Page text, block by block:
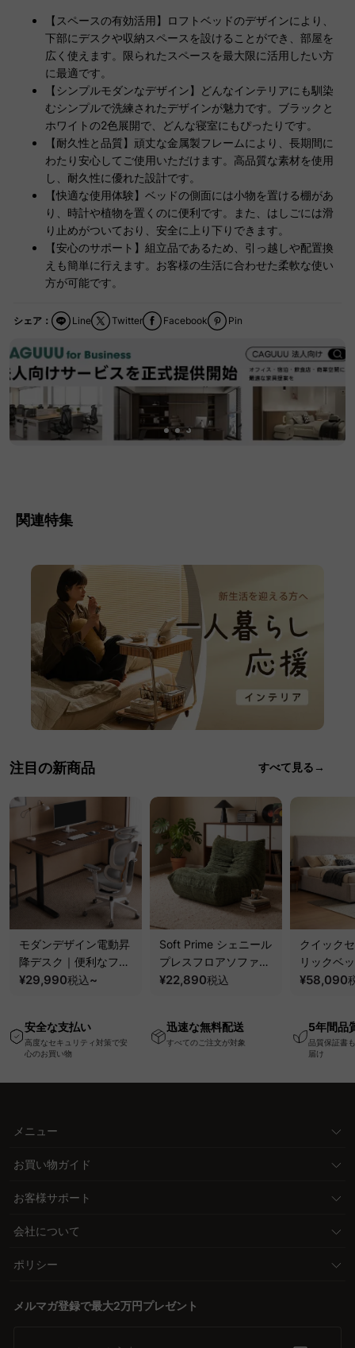
【スペースの有効活用】ロフトベッドのデザインにより、
下部にデスクや収納スペースを設けることができ、部屋を
広く使えます。限られたスペースを最大限に活用したい方
に最適です。
【シンプルモダンなデザイン】どんなインテリアにも馴染
むシンプルで洗練されたデザインが魅力です。ブラックと
ホワイトの2色展開で、どんな寝室にもぴったりです。
【耐久性と品質】頑丈な金属製フレームにより、長期間に
わたり安心してご使用いただけます。高品質な素材を使用
し、耐久性に優れた設計です。
【快適な使用体験】ベッドの側面には小物を置ける棚があ
り、時計や植物を置くのに便利です。また、はしごには滑
り止めがついており、安全に上り下りできます。
【安心のサポート】組立品であるため、引っ越しや配置換
えも簡単に行えます。お客様の生活に合わせた柔軟な使い
方が可能です。
シェア： Facebook
Twitter Pin
Line
関連特集
注目の新商品 すべて見る→
モダンデザイン電動昇
降デスク｜便利なフッ
ク・コンセント・
ー機能搭載ワークデス
ク
¥29,990税込~
Soft Prime シェニール
プレスフロアソファ｜
圧縮梱包で搬入しやす
ァ
¥22,890税込
クイック
リックベ
要で組み
¥58,090
安全な支払い
高度なセキュリティ対策で安
心のお買い物
迅速な無料配送
すべてのご注文が対象
5年間品
品質保証書
届け
メニュー
お買い物ガイド
お客様サポート
会社について
ポリシー
メルマガ登録で最大2万円プレゼント